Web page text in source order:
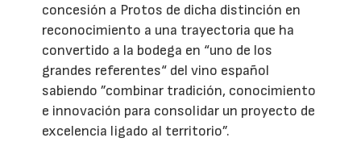
concesión a Protos de dicha distinción en
reconocimiento a una trayectoria que ha
convertido a la bodega en “uno de los
grandes referentes“ del vino español
sabiendo ”combinar tradición, conocimiento
e innovación para consolidar un proyecto de
excelencia ligado al territorio”.